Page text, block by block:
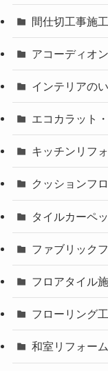
間仕切工事施
アコーディオ
インテリアの
エコカラット
キッチンリフ
クッションフ
タイルカーペ
ファブリック
フロアタイル
フローリング
和室リフォーム